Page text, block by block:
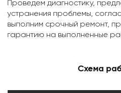
Проведем диагностику,
устранения проблемы,
выполним срочный ремонт,
гарантию на выполненные
Схема